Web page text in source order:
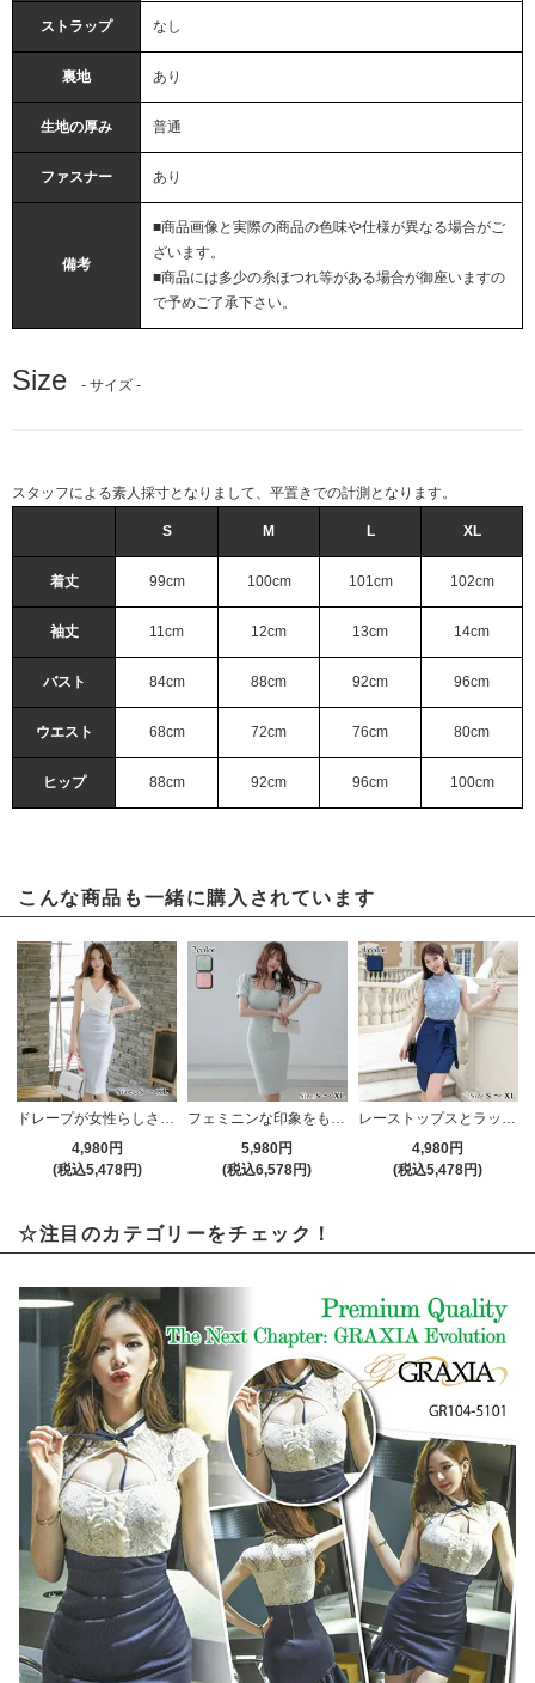
ストラップ なし
裏地 あり
生地の厚み 普通
ファスナー あり
備考
■商品画像と実際の商品の色味や仕様が異なる場合がご
ざいます。
■商品には多少の糸ほつれ等がある場合が御座いますの
で予めご了承下さい。
Size - サイズ -
スタッフによる素人採寸となりまして、平置きでの計測となります。
S M L XL
着丈 99cm 100cm 101cm 102cm
袖丈 11cm 12cm 13cm 14cm
バスト 84cm 88cm 92cm 96cm
ウエスト 68cm 72cm 76cm 80cm
ヒップ 88cm 92cm 96cm 100cm
こんな商品も一緒に購入されています
ドレープが女性らしさを際立たせるノースリーブワンピース(キャバドレス・CABARETDRESS)
4,980円
(税込5,478円)
フェミニンな印象をもたせるソフトな生地感とカラーのワンピース(キャバドレス・CABARETDRESS)
5,980円
(税込6,578円)
レーストップスとラップスカートのツーピースドレス(キャバドレス・CABARETDRESS)
4,980円
(税込5,478円)
☆注目のカテゴリーをチェック！